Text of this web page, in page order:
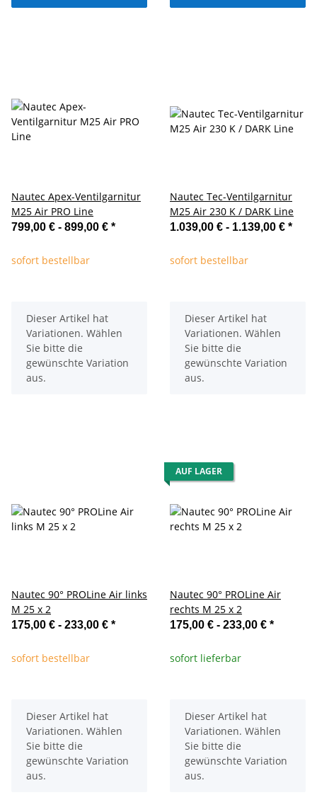
Nautec Apex-Ventilgarnitur
M25 Air PRO Line
799,00 € - 899,00 € *
sofort bestellbar
x
Dieser Artikel hat
Variationen. Wählen
Sie bitte die
gewünschte Variation
aus.
Nautec Tec-Ventilgarnitur
M25 Air 230 K / DARK Line
1.039,00 € - 1.139,00 € *
sofort bestellbar
x
Dieser Artikel hat
Variationen. Wählen
Sie bitte die
gewünschte Variation
aus.
Nautec 90° PROLine Air links
M 25 x 2
175,00 € - 233,00 € *
sofort bestellbar
x
Dieser Artikel hat
Variationen. Wählen
Sie bitte die
gewünschte Variation
aus.
AUF LAGER
Nautec 90° PROLine Air
rechts M 25 x 2
175,00 € - 233,00 € *
sofort lieferbar
x
Dieser Artikel hat
Variationen. Wählen
Sie bitte die
gewünschte Variation
aus.